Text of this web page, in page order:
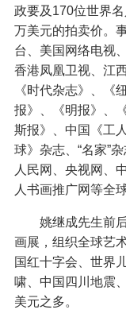
政要及170位世界
万美元的拍卖价。
台、美国网络电视
香港凤凰卫视、江
《时代杂志》、《
报》、《明报》、
斯报》、中国《工
球》杂志、“名家”
人民网、央视网、
人书画推广网等全
姚继成先生前
画展，组织全球艺
国红十字会、世界
啸、中国四川地震
美元之多。